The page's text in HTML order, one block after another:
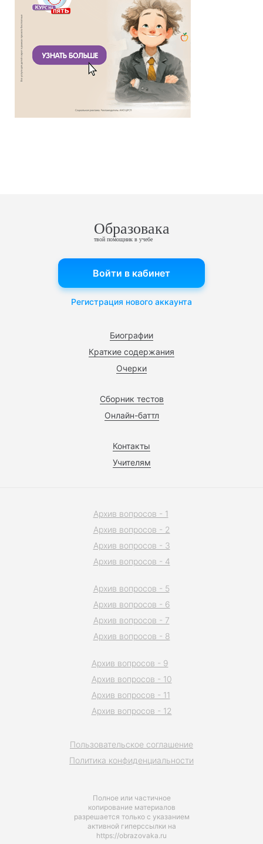
Образовака
твой помощник в учебе
Биографии
Краткие содержания
Очерки
Сборник тестов
Онлайн-баттл
Контакты
Учителям
Войти в кабинет
Регистрация нового аккаунта
Полное или частичное
копирование материалов
разрешается только с указанием
активной гиперссылки на
https://obrazovaka.ru
Пользовательское соглашение
Политика конфиденциальности
Архив вопросов - 1
Архив вопросов - 2
Архив вопросов - 3
Архив вопросов - 4
Архив вопросов - 5
Архив вопросов - 6
Архив вопросов - 7
Архив вопросов - 8
Архив вопросов - 9
Архив вопросов - 10
Архив вопросов - 11
Архив вопросов - 12